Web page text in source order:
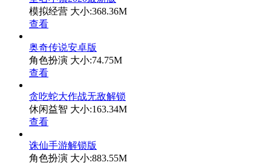
模拟经营 大小:368.36M
查看
奥奇传说安卓版
角色扮演 大小:74.75M
查看
贪吃蛇大作战无敌解锁
休闲益智 大小:163.34M
查看
诛仙手游解锁版
角色扮演 大小:883.55M